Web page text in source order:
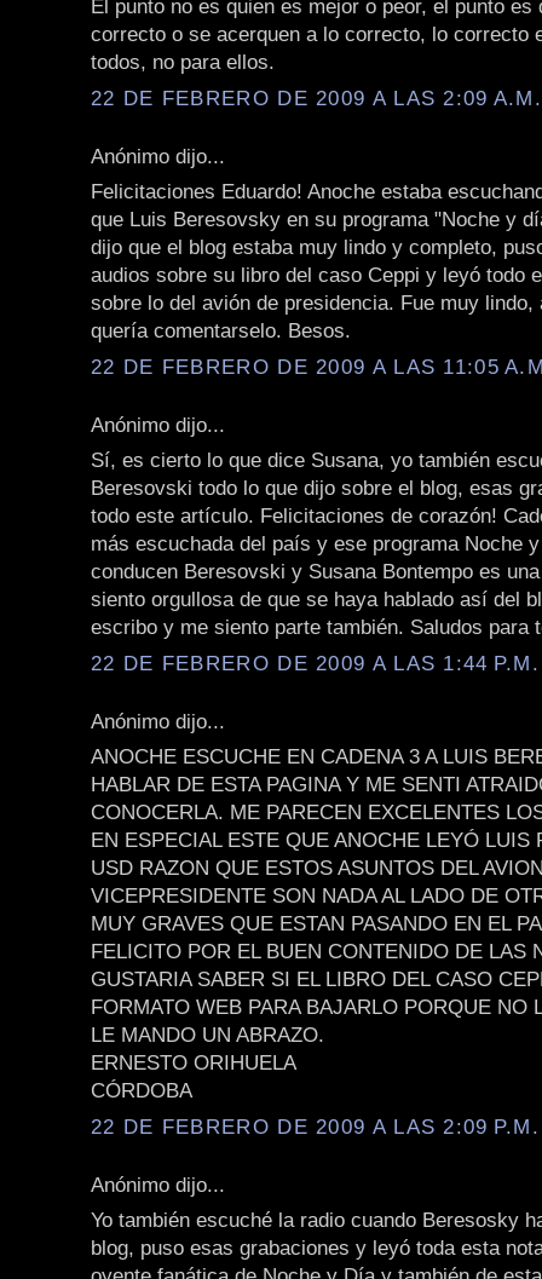
El punto no es quien es mejor o peor, el punto es
correcto o se acerquen a lo correcto, lo correcto
todos, no para ellos.
22 DE FEBRERO DE 2009 A LAS 2:09 A.M.
Anónimo dijo...
Felicitaciones Eduardo! Anoche estaba
que Luis Beresovsky en su programa "Noche y
dijo que el blog estaba muy lindo y completo,
audios sobre su libro del caso Ceppi y leyó todo
sobre lo del avión de presidencia. Fue muy lindo,
quería comentarselo. Besos.
22 DE FEBRERO DE 2009 A LAS 11:05
Anónimo dijo...
Sí, es cierto lo que dice Susana, yo también
Beresovski todo lo que dijo sobre el blog, esas
todo este artículo. Felicitaciones de corazón!
más escuchada del país y ese programa Noche
conducen Beresovski y Susana Bontempo es
siento orgullosa de que se haya hablado así del
escribo y me siento parte también. Saludos para
22 DE FEBRERO DE 2009 A LAS 1:44 P.M.
Anónimo dijo...
ANOCHE ESCUCHE EN CADENA 3 A LUIS
HABLAR DE ESTA PAGINA Y ME SENTI
CONOCERLA. ME PARECEN EXCELENTES
EN ESPECIAL ESTE QUE ANOCHE LEYÓ LUIS
USD RAZON QUE ESTOS ASUNTOS DEL
VICEPRESIDENTE SON NADA AL LADO DE
MUY GRAVES QUE ESTAN PASANDO EN EL
FELICITO POR EL BUEN CONTENIDO DE LAS
GUSTARIA SABER SI EL LIBRO DEL CASO
FORMATO WEB PARA BAJARLO PORQUE NO
LE MANDO UN ABRAZO.
ERNESTO ORIHUELA
CÓRDOBA
22 DE FEBRERO DE 2009 A LAS 2:09 P.M.
Anónimo dijo...
Yo también escuché la radio cuando Beresosky
blog, puso esas grabaciones y leyó toda esta